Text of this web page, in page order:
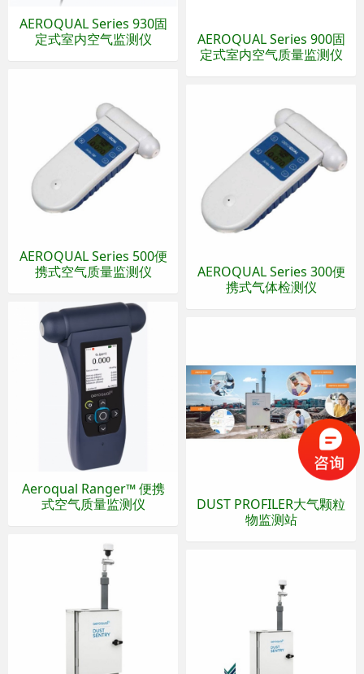
AEROQUAL Series 930固
定式室内空气监测仪
AEROQUAL Series 900固
定式室内空气质量监测仪
AEROQUAL Series 500便
携式空气质量监测仪
AEROQUAL Series 300便
携式气体检测仪
Aeroqual Ranger™ 便携
式空气质量监测仪
DUST PROFILER大气颗粒
物监测站